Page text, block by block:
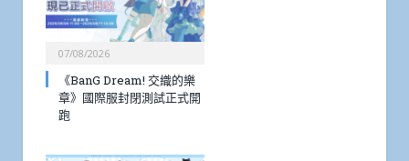
07/08/2026
《BanG Dream! 交織的樂
章》國際服封閉測試正式開
跑